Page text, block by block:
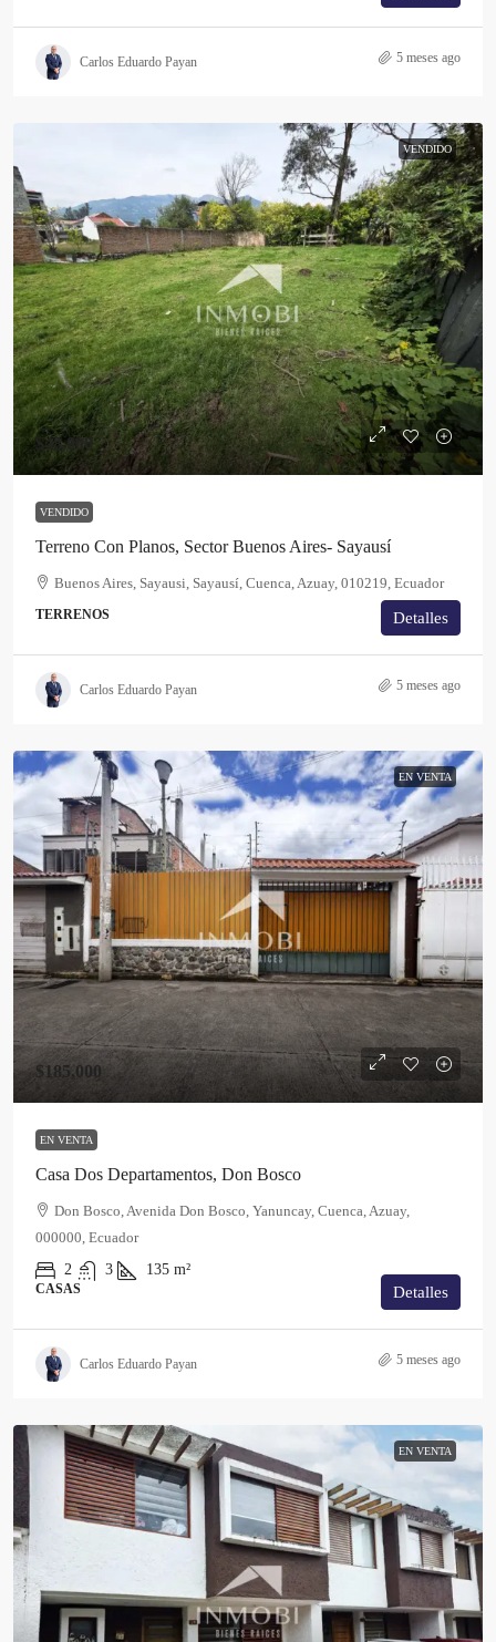
Carlos Eduardo Payan 5 meses ago
VENDIDO
$48,000
VENDIDO
Terreno Con Planos, Sector Buenos Aires- Sayausí
Buenos Aires, Sayausi, Sayausí, Cuenca, Azuay, 010219, Ecuador
TERRENOS Detalles
Carlos Eduardo Payan 5 meses ago
EN VENTA
$185,000
EN VENTA
Casa Dos Departamentos, Don Bosco
Don Bosco, Avenida Don Bosco, Yanuncay, Cuenca, Azuay,
000000, Ecuador
2
3 135 m²
CASAS Detalles
Carlos Eduardo Payan 5 meses ago
EN VENTA